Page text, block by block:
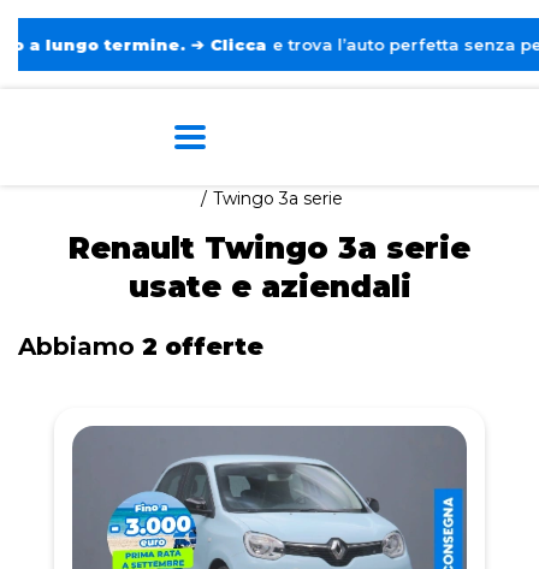
termine. ➔ Clicca e trova l’auto perfetta senza
Twingo 3a serie
Renault Twingo 3a serie
usate e aziendali
Abbiamo 2 offerte